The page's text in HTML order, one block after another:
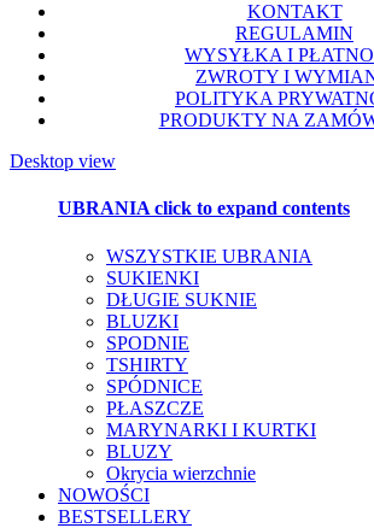
KONTAKT
REGULAMIN
WYSYŁKA I
ZWROTY I
POLITYKA
PRODUKTY NA
Desktop view
UBRANIAclick to expand contents
WSZYSTKIE UBRANIA
SUKIENKI
DŁUGIE SUKNIE
BLUZKI
SPODNIE
TSHIRTY
SPÓDNICE
PŁASZCZE
MARYNARKI I KURTKI
BLUZY
Okrycia wierzchnie
NOWOŚCI
BESTSELLERY